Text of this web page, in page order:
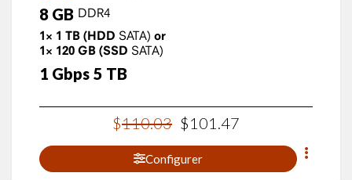
8 GB DDR4
1× 1 TB (HDD SATA) or
1× 120 GB (SSD SATA)
1 Gbps 5 TB
$110.03 $101 47
Configurer